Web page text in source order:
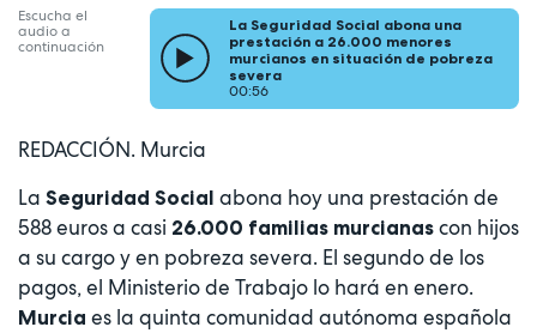
Escucha el
audio a
continuación
La Seguridad Social abona una
prestación a 26.000 menores
murcianos en situación de pobreza
severa
00:56
REDACCIÓN. Murcia
La Seguridad Social abona hoy una prestación de
588 euros a casi 26.000 familias murcianas con hijos
a su cargo y en pobreza severa. El segundo de los
pagos, el Ministerio de Trabajo lo hará en enero.
Murcia es la quinta comunidad autónoma española